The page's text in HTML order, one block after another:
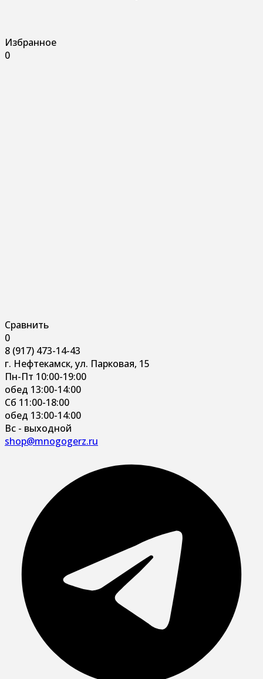
Избранное
0
Сравнить
0
8 (917) 473-14-43
г. Нефтекамск, ул. Парковая, 15
Пн-Пт 10:00-19:00
обед 13:00-14:00
Сб 11:00-18:00
обед 13:00-14:00
Вс - выходной
shop@mnogogerz.ru